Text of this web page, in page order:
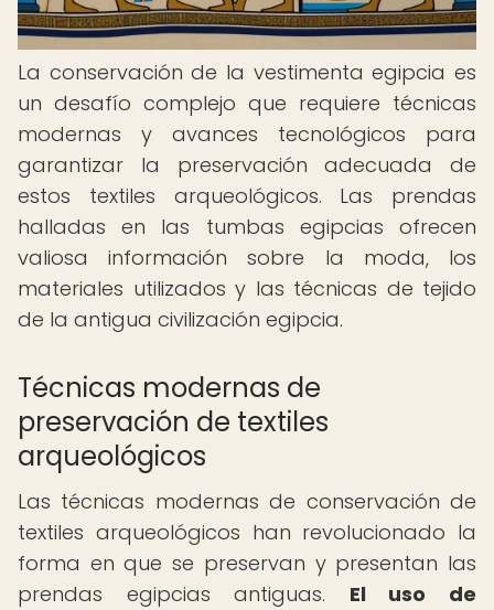
La conservación de la vestimenta egipcia es
un desafío complejo que requiere técnicas
modernas y avances tecnológicos para
garantizar la preservación adecuada de
estos textiles arqueológicos. Las prendas
halladas en las tumbas egipcias ofrecen
valiosa información sobre la moda, los
materiales utilizados y las técnicas de tejido
de la antigua civilización egipcia.
Técnicas modernas de
preservación de textiles
arqueológicos
Las técnicas modernas de conservación de
textiles arqueológicos han revolucionado la
forma en que se preservan y presentan las
prendas egipcias antiguas. El uso de